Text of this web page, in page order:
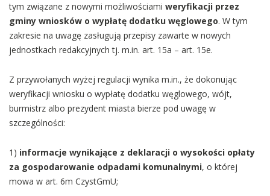
tym związane z nowymi możliwościami weryfikacji przez
gminy wniosków o wypłatę dodatku węglowego. W tym
zakresie na uwagę zasługują przepisy zawarte w nowych
jednostkach redakcyjnych tj. m.in. art. 15a – art. 15e.
Z przywołanych wyżej regulacji wynika m.in., że dokonując
weryfikacji wniosku o wypłatę dodatku węglowego, wójt,
burmistrz albo prezydent miasta bierze pod uwagę w
szczególności:
1) informacje wynikające z deklaracji o wysokości opłaty
za gospodarowanie odpadami komunalnymi, o której
mowa w art. 6m CzystGmU;